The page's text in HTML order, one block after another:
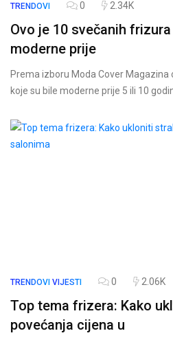
TRENDOVI 0 2.34K
Ovo je 10 svečanih
moderne prije
Prema izboru Moda Cover
koje su bile moderne prije 5 ili 10
TRENDOVI VIJESTI 0 2.06K
Top tema frizera: Kako
povećanja cijena u